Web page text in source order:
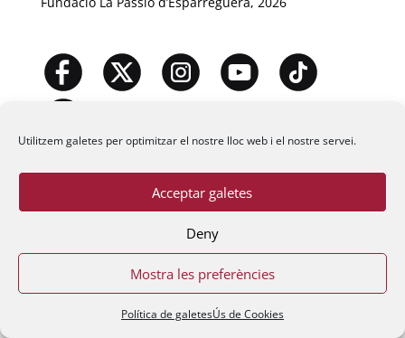
Utilitzem galetes per optimitzar el nostre lloc web i el nostre servei.
Acceptar galetes
Deny
Mostra les preferències
Política de galetesÚs de Cookies